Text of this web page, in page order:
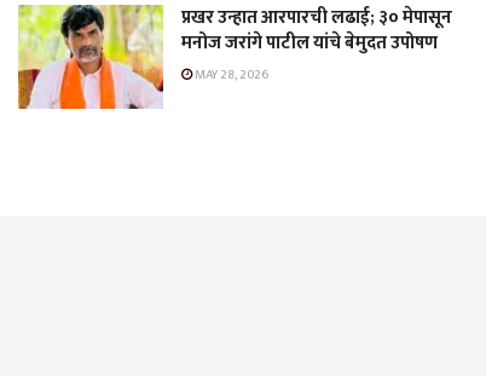
प्रखर उन्हात आरपारची लढाई; ३० मेपासून
मनोज जरांगे पाटील यांचे बेमुदत उपोषण
MAY 28, 2026